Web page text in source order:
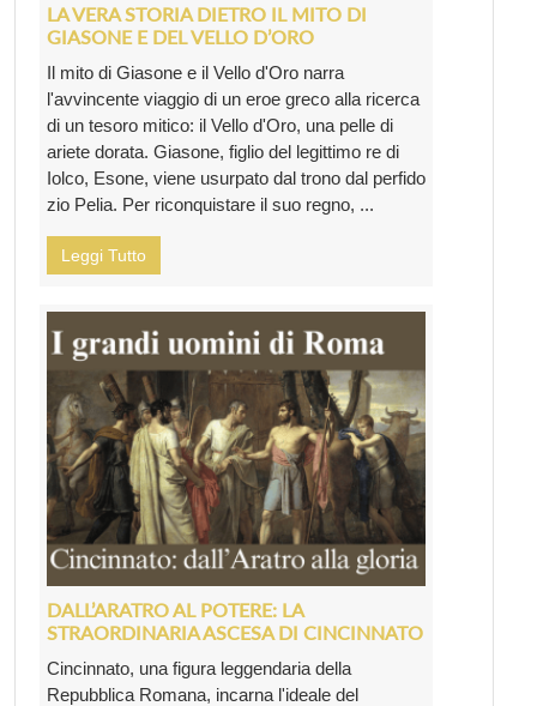
LA VERA STORIA DIETRO IL MITO DI
GIASONE E DEL VELLO D’ORO
Il mito di Giasone e il Vello d'Oro narra
l'avvincente viaggio di un eroe greco alla ricerca
di un tesoro mitico: il Vello d'Oro, una pelle di
ariete dorata. Giasone, figlio del legittimo re di
Iolco, Esone, viene usurpato dal trono dal perfido
zio Pelia. Per riconquistare il suo regno, ...
Leggi Tutto
DALL’ARATRO AL POTERE: LA
STRAORDINARIA ASCESA DI CINCINNATO
Cincinnato, una figura leggendaria della
Repubblica Romana, incarna l'ideale del